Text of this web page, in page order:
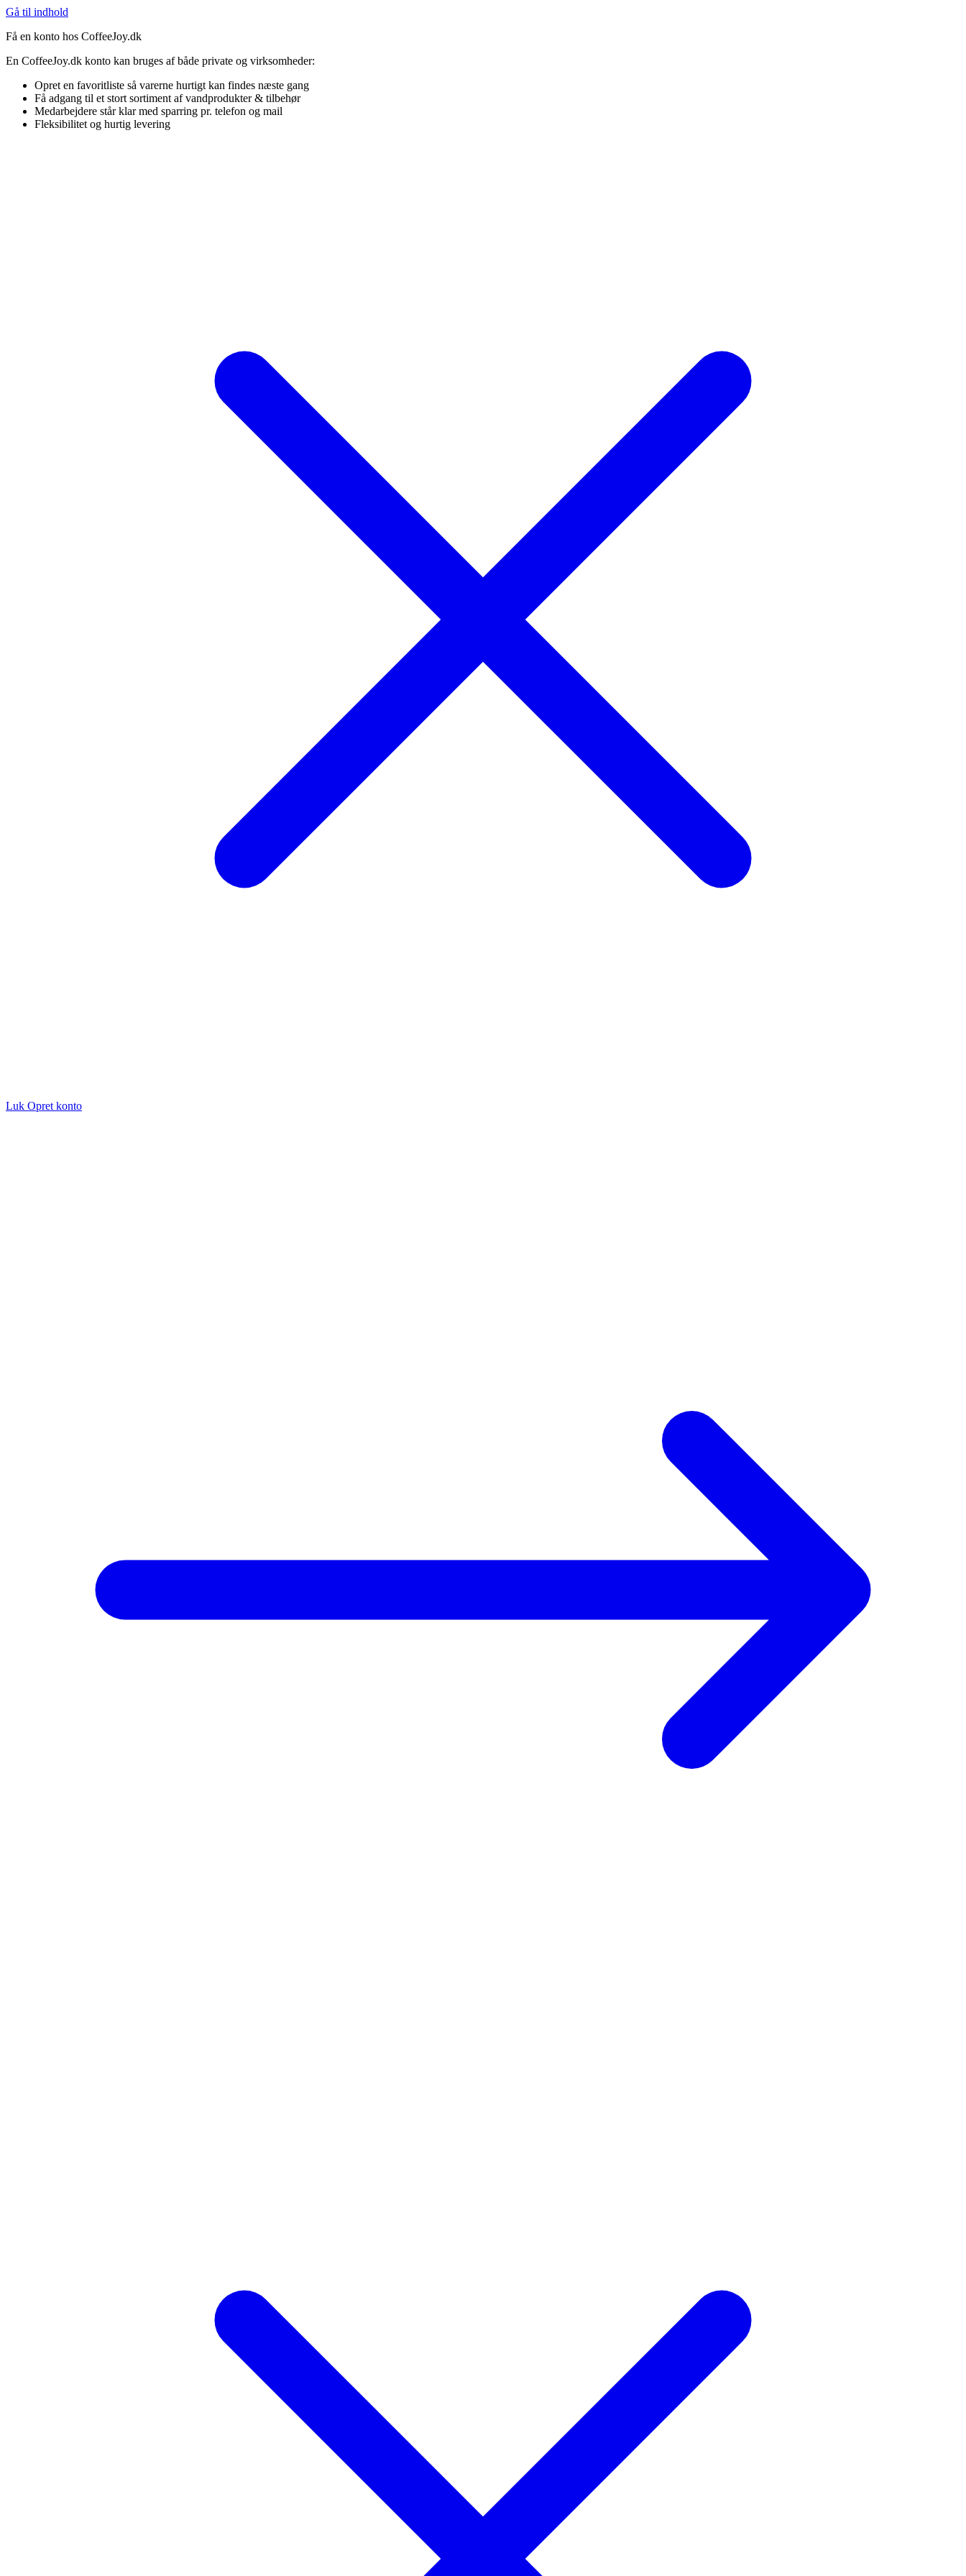
Gå til indhold
Få en konto hos CoffeeJoy.dk
En CoffeeJoy.dk konto kan bruges af både private og virksomheder:
Opret en favoritliste så varerne hurtigt kan findes næste gang
Få adgang til et stort sortiment af vandprodukter & tilbehør
Medarbejdere står klar med sparring pr. telefon og mail
Fleksibilitet og hurtig levering
Luk Opret konto